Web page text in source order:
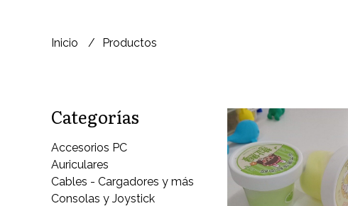
Inicio Productos
Categorías
Accesorios PC
Auriculares
Cables - Cargadores y más
Consolas y Joystick